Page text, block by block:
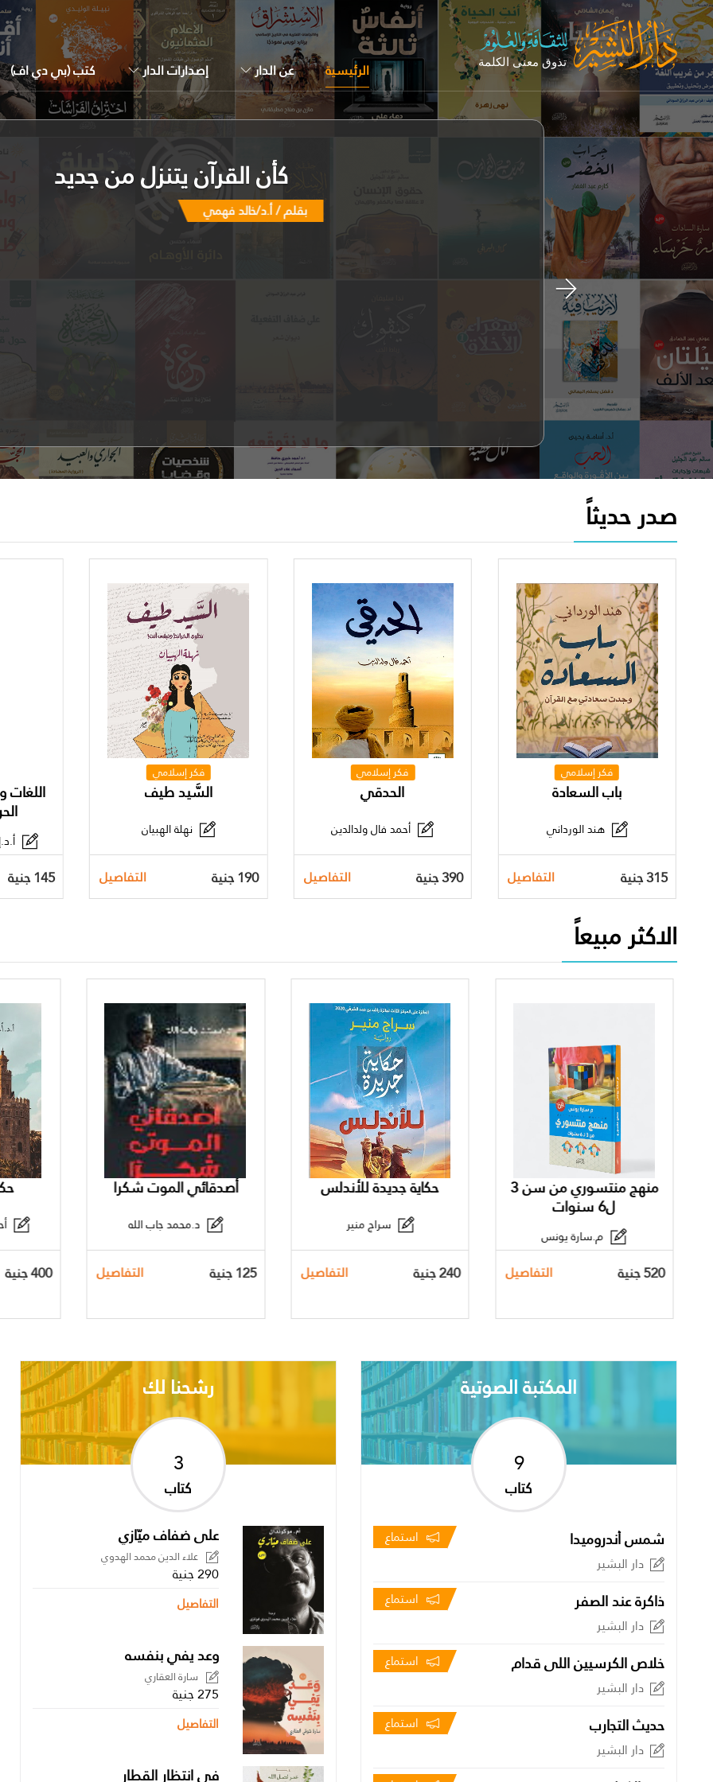
الرئيسية عن الدار إصدارات الدار كتب (بي دي اف)
كأن القرآن يتنزل من جديد
بقلم / أ.د/خالد فهمي
Next
صدر حديثاً
فكر إسلامي
باب السعادة
هند الورداني
315 جنية التفاصيل
فكر إسلامي
الحدقي
أحمد فال ولدالدين
390 جنية التفاصيل
فكر إسلامي
السَّيد طيف
نهلة الهبيان
190 جنية التفاصيل 145 جنية
الاكثر مبيعاً
منهج منتسوري من سن 3
ل6 سنوات
م.سارة يونس
520 جنية التفاصيل
حكاية جديدة للأندلس
سراج منير
240 جنية التفاصيل
أصدقائي الموت شكرا
د.محمد جاب الله
125 جنية التفاصيل 400 جنية
المكتبة الصوتية
9
كتاب
شمس أندروميدا
دار البشير
استماع
ذاكرة عند الصفر
دار البشير
استماع
خلاص الكرسيين اللي قدام
دار البشير
استماع
حديث التجارب
دار البشير
استماع
رشحنا لك
3
كتاب
على ضفاف ميّازي
علاء الدين محمد الهدوي
290 جنية
التفاصيل
وعد يفي بنفسه
سارة العقاري
275 جنية
التفاصيل
في انتظار القطار